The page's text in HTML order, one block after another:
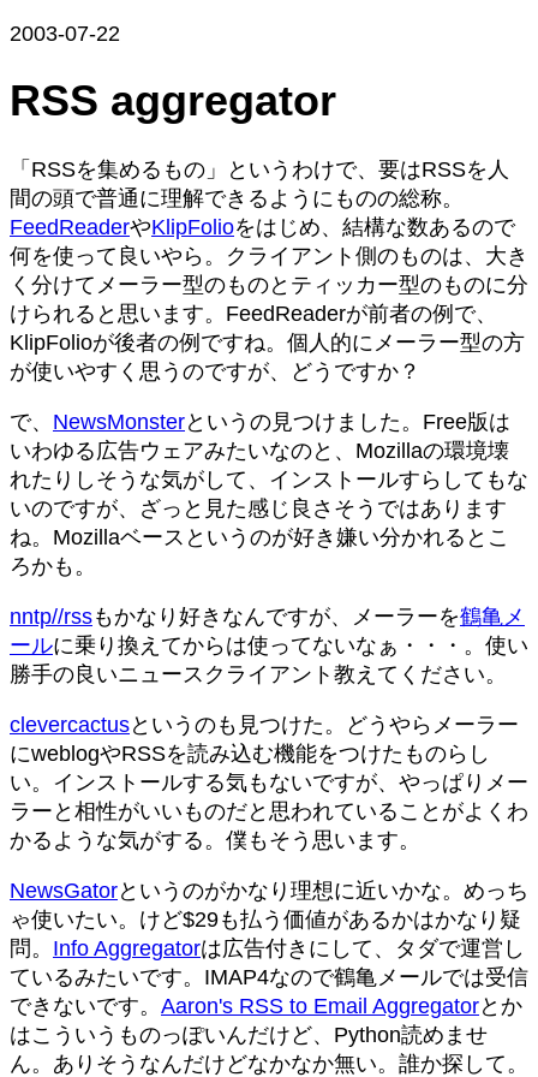
2003-07-22
RSS aggregator
「RSSを集めるもの」というわけで、要はRSSを人
間の頭で普通に理解できるようにものの総称。
FeedReaderやKlipFolioをはじめ、結構な数あるので
何を使って良いやら。クライアント側のものは、大き
く分けてメーラー型のものとティッカー型のものに分
けられると思います。FeedReaderが前者の例で、
KlipFolioが後者の例ですね。個人的にメーラー型の方
が使いやすく思うのですが、どうですか？
で、 NewsMonsterというの見つけました。Free版は
いわゆる広告ウェアみたいなのと、Mozillaの環境壊
れたりしそうな気がして、インストールすらしてもな
いのですが、ざっと見た感じ良さそうではあります
ね。Mozillaベースというのが好き嫌い分かれるとこ
ろかも。
nntp//rssもかなり好きなんですが、メーラーを鶴亀メ
ールに乗り換えてからは使ってないなぁ・・・。使い
勝手の良いニュースクライアント教えてください。
clevercactusというのも見つけた。どうやらメーラー
にweblogやRSSを読み込む機能をつけたものらし
い。インストールする気もないですが、やっぱりメー
ラーと相性がいいものだと思われていることがよくわ
かるような気がする。僕もそう思います。
NewsGatorというのがかなり理想に近いかな。めっち
ゃ使いたい。けど$29も払う価値があるかはかなり疑
問。 Info Aggregatorは広告付きにして、タダで運営し
ているみたいです。IMAP4なので鶴亀メールでは受信
できないです。 Aaron's RSS to Email Aggregatorとか
はこういうものっぽいんだけど、Python読めませ
ん。ありそうなんだけどなかなか無い。誰か探して。